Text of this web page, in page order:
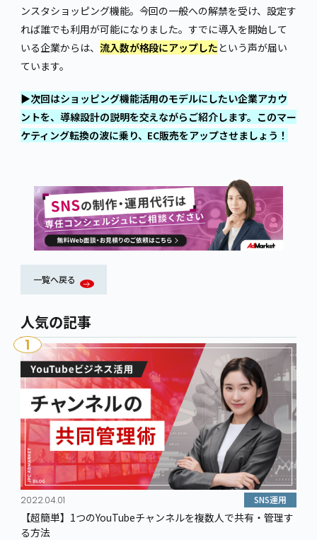
ンスタショッピング機能。今回の一般への解禁を受け、設定す
れば誰でも利用が可能になりました。すでに導入を開始して
いる企業からは、 流入数が格段にアップしたという声が届い
ています。
▶次回はショッピング機能活用のモデルにしたい企業アカウ
ントを、導線設計の説明を交えながらご紹介します。このマー
ケティング転換の波に乗り、EC販売をアップさせましょう！
人気の記事
2022.04.01 SNS運用
【超簡単】1つのYouTubeチャンネルを複数人で共有・管理す
る方法
1
一覧へ戻る